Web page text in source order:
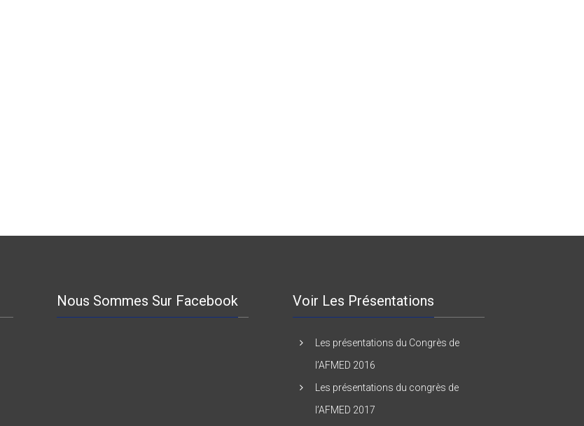
Nous Sommes Sur Facebook Voir Les Présentations
Les présentations du Congrès de
l’AFMED 2016
Les présentations du congrès de
l’AFMED 2017